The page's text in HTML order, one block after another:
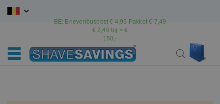
Ga
BE: Brievenbuspost € 4,95 Pakket € 7,49
€ 2,49 bij > €
150,-
Search